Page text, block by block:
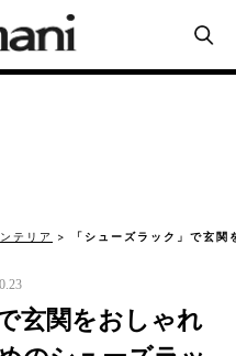
テリア 「シューズラック」で玄
玄関をおしゃれ